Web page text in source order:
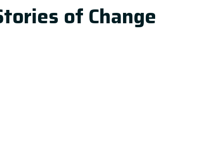
of Change